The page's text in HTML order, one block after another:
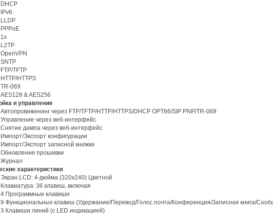
DHCP
IPv6
LLDP
PPPoE
1x
L2TP
OpenVPN
SNTP
FTP/TFTP
HTTP/HTTPS
TR-069
AES128 & AES256
и управление
Автопровиженинг через FTP/TFTP/HTTP/HTTPS/DHCP OPT66/SIP PNP/TR-069
Управление через веб-интерфейс
Снятие дампа через веб-интерфейс
Импорт/Экспорт конфигурации
Импорт/Экспорт записной книжки
Обновление прошивки
Журнал
характеристики
Экран LCD: 4-дюйма (320x240) Цветной
Клавиатура: 36 клавиш, включая
4 Программные клавиши
9 Функциональных клавиш (Удержание/Перевод/Голос.почта/Конференция/Записная книга/
3 Клавиши линий (с LED индикацией)